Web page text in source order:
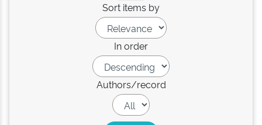
Sort items by
In order
Authors/record